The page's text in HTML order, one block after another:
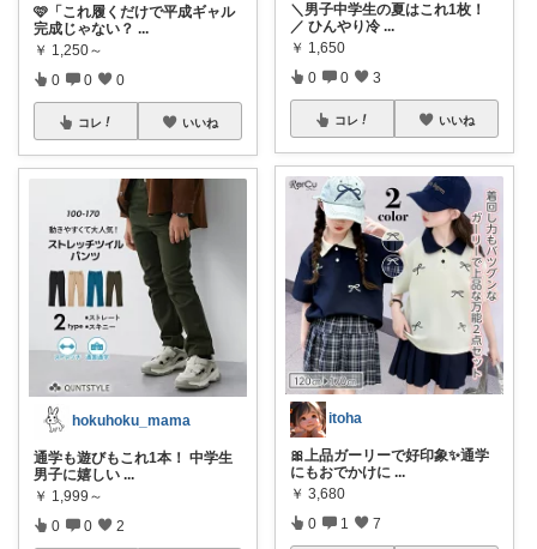
🩷「これ履くだけで平成ギャル
完成じゃない？ ...
￥ 1,250～
0 0 0
コレ いいね
hokuhoku_mama
通学も遊びもこれ1本！ 中学生
男子に嬉しい ...
￥ 1,999～
0 0 2
＼男子中学生の夏はこれ1枚！
／ ひんやり冷 ...
￥ 1,650
0 0 3
コレ いいね
itoha
🎀上品ガーリーで好印象✨通学
にもおでかけに ...
￥ 3,680
0 1 7